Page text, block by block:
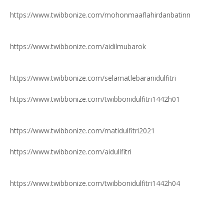
https://www.twibbonize.com/mohonmaaflahirdanbatinn
https://www.twibbonize.com/aidilmubarok
https://www.twibbonize.com/selamatlebaranidulfitri
https://www.twibbonize.com/twibbonidulfitri1442h01
https://www.twibbonize.com/matidulfitri2021
https://www.twibbonize.com/aidullfitri
https://www.twibbonize.com/twibbonidulfitri1442h04